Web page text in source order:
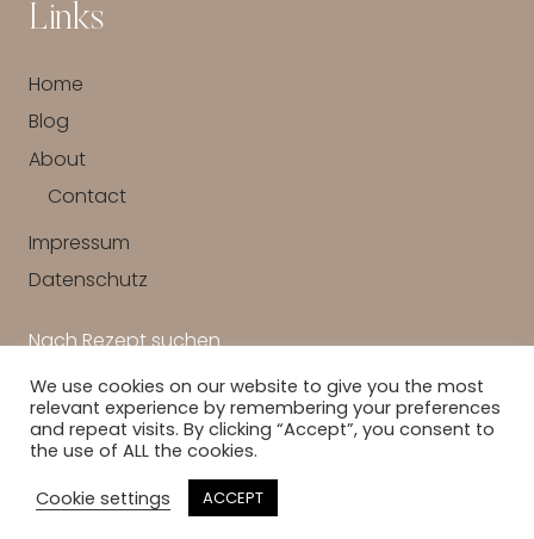
Links
Home
Blog
About
Contact
Impressum
Datenschutz
Nach Rezept suchen
SUCHEN
We use cookies on our website to give you the most
relevant experience by remembering your preferences
and repeat visits. By clicking “Accept”, you consent to
the use of ALL the cookies.
Cookie settings
ACCEPT